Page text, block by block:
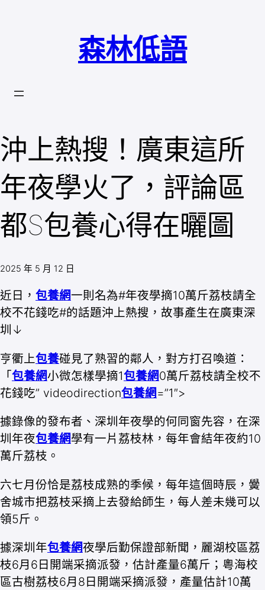
森林低語
沖上熱搜！廣東這所
年夜學火了，評論區
都S包養心得在曬圖
2025 年 5 月 12 日
近日， 包養網一則名為#年夜學摘10萬斤荔枝請全
校不花錢吃#的話題沖上熱搜，故事產生在廣東深
圳↓
亨衢上包養碰見了熟習的鄰人，對方打召喚道：
「包養網小微怎樣學摘1包養網0萬斤荔枝請全校不
花錢吃” videodirection包養網 =”1″>
據錄像的發布者、深圳年夜學的何同窗先容，在深
圳年夜包養網學有一片荔枝林，每年會結年夜約10
萬斤荔枝。
六七月份恰是荔枝成熟的季候，每年這個時辰，黌
舍城市把荔枝采摘上去發給師生，每人差未幾可以
領5斤。
據深圳年包養網夜學后勤保證部新聞，麗湖校區荔
枝6月6日開端采摘派發，估計產量6萬斤；粵海校
區古樹荔枝6月8日開端采摘派發，產量估計10萬